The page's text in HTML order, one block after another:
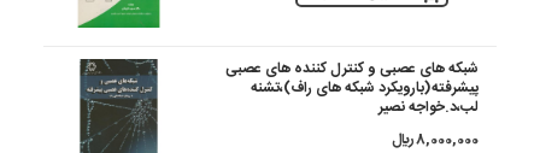
شبکه های عصبی و کنترل کننده های عصبی
پیشرفته(بارویکرد شبکه های راف)،تشنه
لب،د.خواجه نصیر
8,000,000 ريال